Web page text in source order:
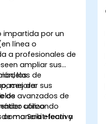
impartida por un
línea o
a profesionales de
ampliar sus
de
mejorar sus
de
cómo
manera efectiva
los
de:
avanzados de
utilizando
Scikit-learn y